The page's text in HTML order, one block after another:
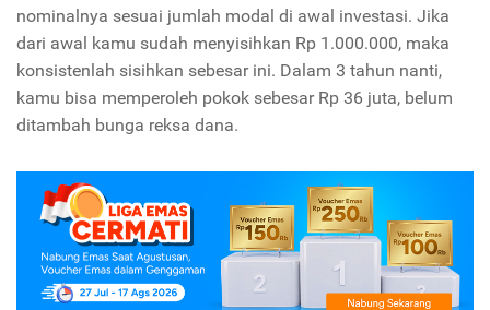
nominalnya sesuai jumlah modal di awal investasi. Jika
dari awal kamu sudah menyisihkan Rp 1.000.000, maka
konsistenlah sisihkan sebesar ini. Dalam 3 tahun nanti,
kamu bisa memperoleh pokok sebesar Rp 36 juta, belum
ditambah bunga reksa dana.